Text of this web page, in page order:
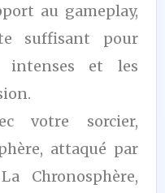
au gameplay,
suffisant pour
intenses et les
votre sorcier,
attaqué par
Chronosphère,